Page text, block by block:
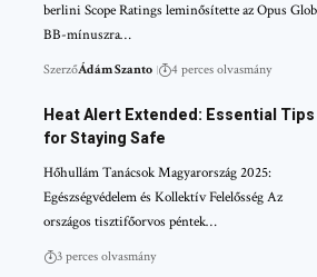
berlini Scope Ratings leminősítette az Opus
BB-mínuszra…
SzerzőÁdám Szanto 4 perces olvasmány
Heat Alert Extended: Essential Tips
for Staying Safe
Hőhullám Tanácsok Magyarország 2025:
Egészségvédelem és Kollektív Felelősség Az
országos tisztifőorvos péntek…
3 perces olvasmány